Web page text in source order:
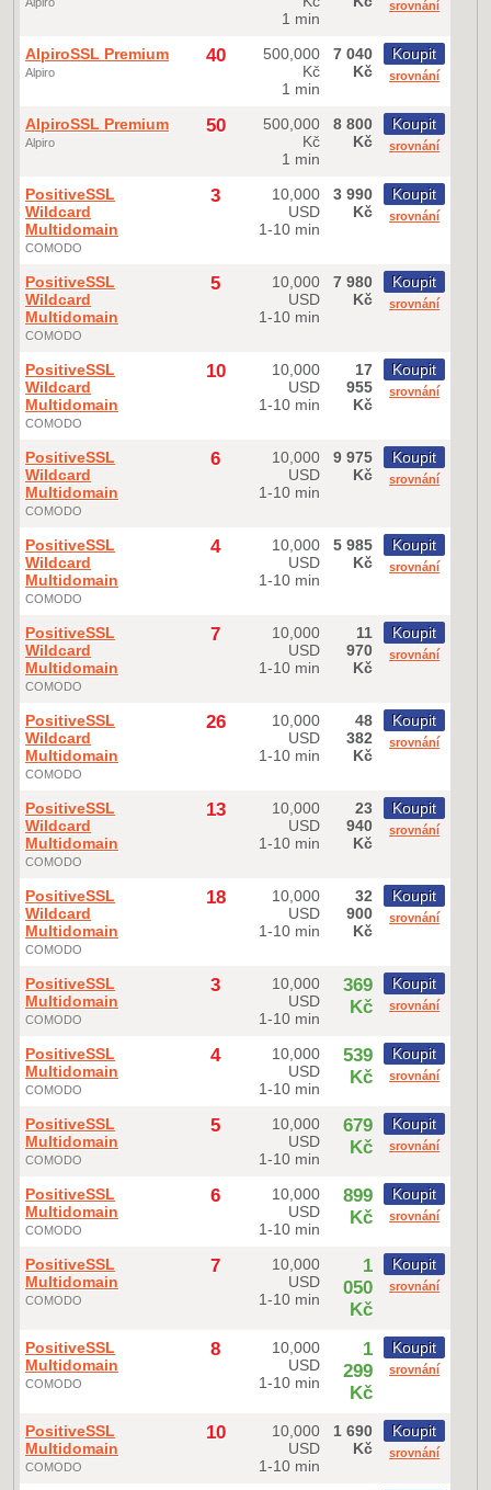
1 min
srovnání
AlpiroSSL Premium
Alpiro
40
500,000
Kč
1 min
7 040
Kč
Koupit
srovnání
AlpiroSSL Premium
Alpiro
50
500,000
Kč
1 min
8 800
Kč
Koupit
srovnání
PositiveSSL
Wildcard
Multidomain
COMODO
3
10,000
USD
1-10 min
3 990
Kč
Koupit
srovnání
PositiveSSL
Wildcard
Multidomain
COMODO
5
10,000
USD
1-10 min
7 980
Kč
Koupit
srovnání
PositiveSSL
Wildcard
Multidomain
COMODO
10
10,000
USD
1-10 min
17
955
Kč
Koupit
srovnání
PositiveSSL
Wildcard
Multidomain
COMODO
6
10,000
USD
1-10 min
9 975
Kč
Koupit
srovnání
PositiveSSL
Wildcard
Multidomain
COMODO
4
10,000
USD
1-10 min
5 985
Kč
Koupit
srovnání
PositiveSSL
Wildcard
Multidomain
COMODO
7
10,000
USD
1-10 min
11
970
Kč
Koupit
srovnání
PositiveSSL
Wildcard
Multidomain
COMODO
26
10,000
USD
1-10 min
48
382
Kč
Koupit
srovnání
PositiveSSL
Wildcard
Multidomain
COMODO
13
10,000
USD
1-10 min
23
940
Kč
Koupit
srovnání
PositiveSSL
Wildcard
Multidomain
COMODO
18
10,000
USD
1-10 min
32
900
Kč
Koupit
srovnání
PositiveSSL
Multidomain
COMODO
3
10,000
USD
1-10 min
369
Kč
Koupit
srovnání
PositiveSSL
Multidomain
COMODO
4
10,000
USD
1-10 min
539
Kč
Koupit
srovnání
PositiveSSL
Multidomain
COMODO
5
10,000
USD
1-10 min
679
Kč
Koupit
srovnání
PositiveSSL
Multidomain
COMODO
6
10,000
USD
1-10 min
899
Kč
Koupit
srovnání
PositiveSSL
Multidomain
COMODO
7
10,000
USD
1-10 min
1
050
Kč
Koupit
srovnání
PositiveSSL
Multidomain
COMODO
8
10,000
USD
1-10 min
1
299
Kč
Koupit
srovnání
PositiveSSL
Multidomain
COMODO
10
10,000
USD
1-10 min
1 690
Kč
Koupit
srovnání